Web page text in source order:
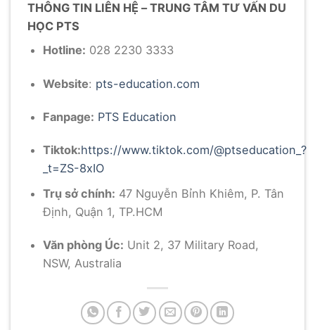
THÔNG TIN LIÊN HỆ – TRUNG TÂM TƯ VẤN DU
HỌC PTS
Hotline: 028 2230 3333
Website: pts-education.com
Fanpage: PTS Education
Tiktok:https://www.tiktok.com/@ptseducation_?
_t=ZS-8xIO
Trụ sở chính: 47 Nguyễn Bỉnh Khiêm, P. Tân
Định, Quận 1, TP.HCM
Văn phòng Úc: Unit 2, 37 Military Road,
NSW, Australia